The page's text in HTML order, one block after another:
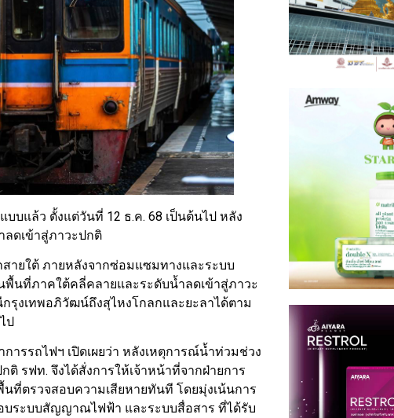
บบแล้ว ตั้งแต่วันที่ 12 ธ.ค. 68 เป็นต้นไป หลัง
ดเข้าสู่ภาวะปกติ
สายใต้ ภายหลังจากซ่อมแซมทางและระบบ
นที่ภาคใต้คลี่คลายและระดับน้ำลดเข้าสู่ภาวะ
รุงเทพอภิวัฒน์ถึงสุไหงโกลกและยะลาได้ตาม
ป
ารรถไฟฯ เปิดเผยว่า หลังเหตุการณ์น้ำท่วมช่วง
รฟท. จึงได้สั่งการให้เจ้าหน้าที่จากฝ่ายการ
ตรวจสอบความเสียหายทันที โดยมุ่งเน้นการ
บระบบสัญญาณไฟฟ้า และระบบสื่อสาร ที่ได้รับ